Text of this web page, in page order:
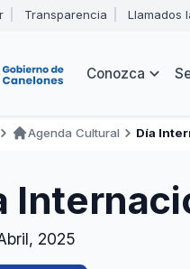
Transparencia Llamados
Conozca
Agenda Cultural Día
2025